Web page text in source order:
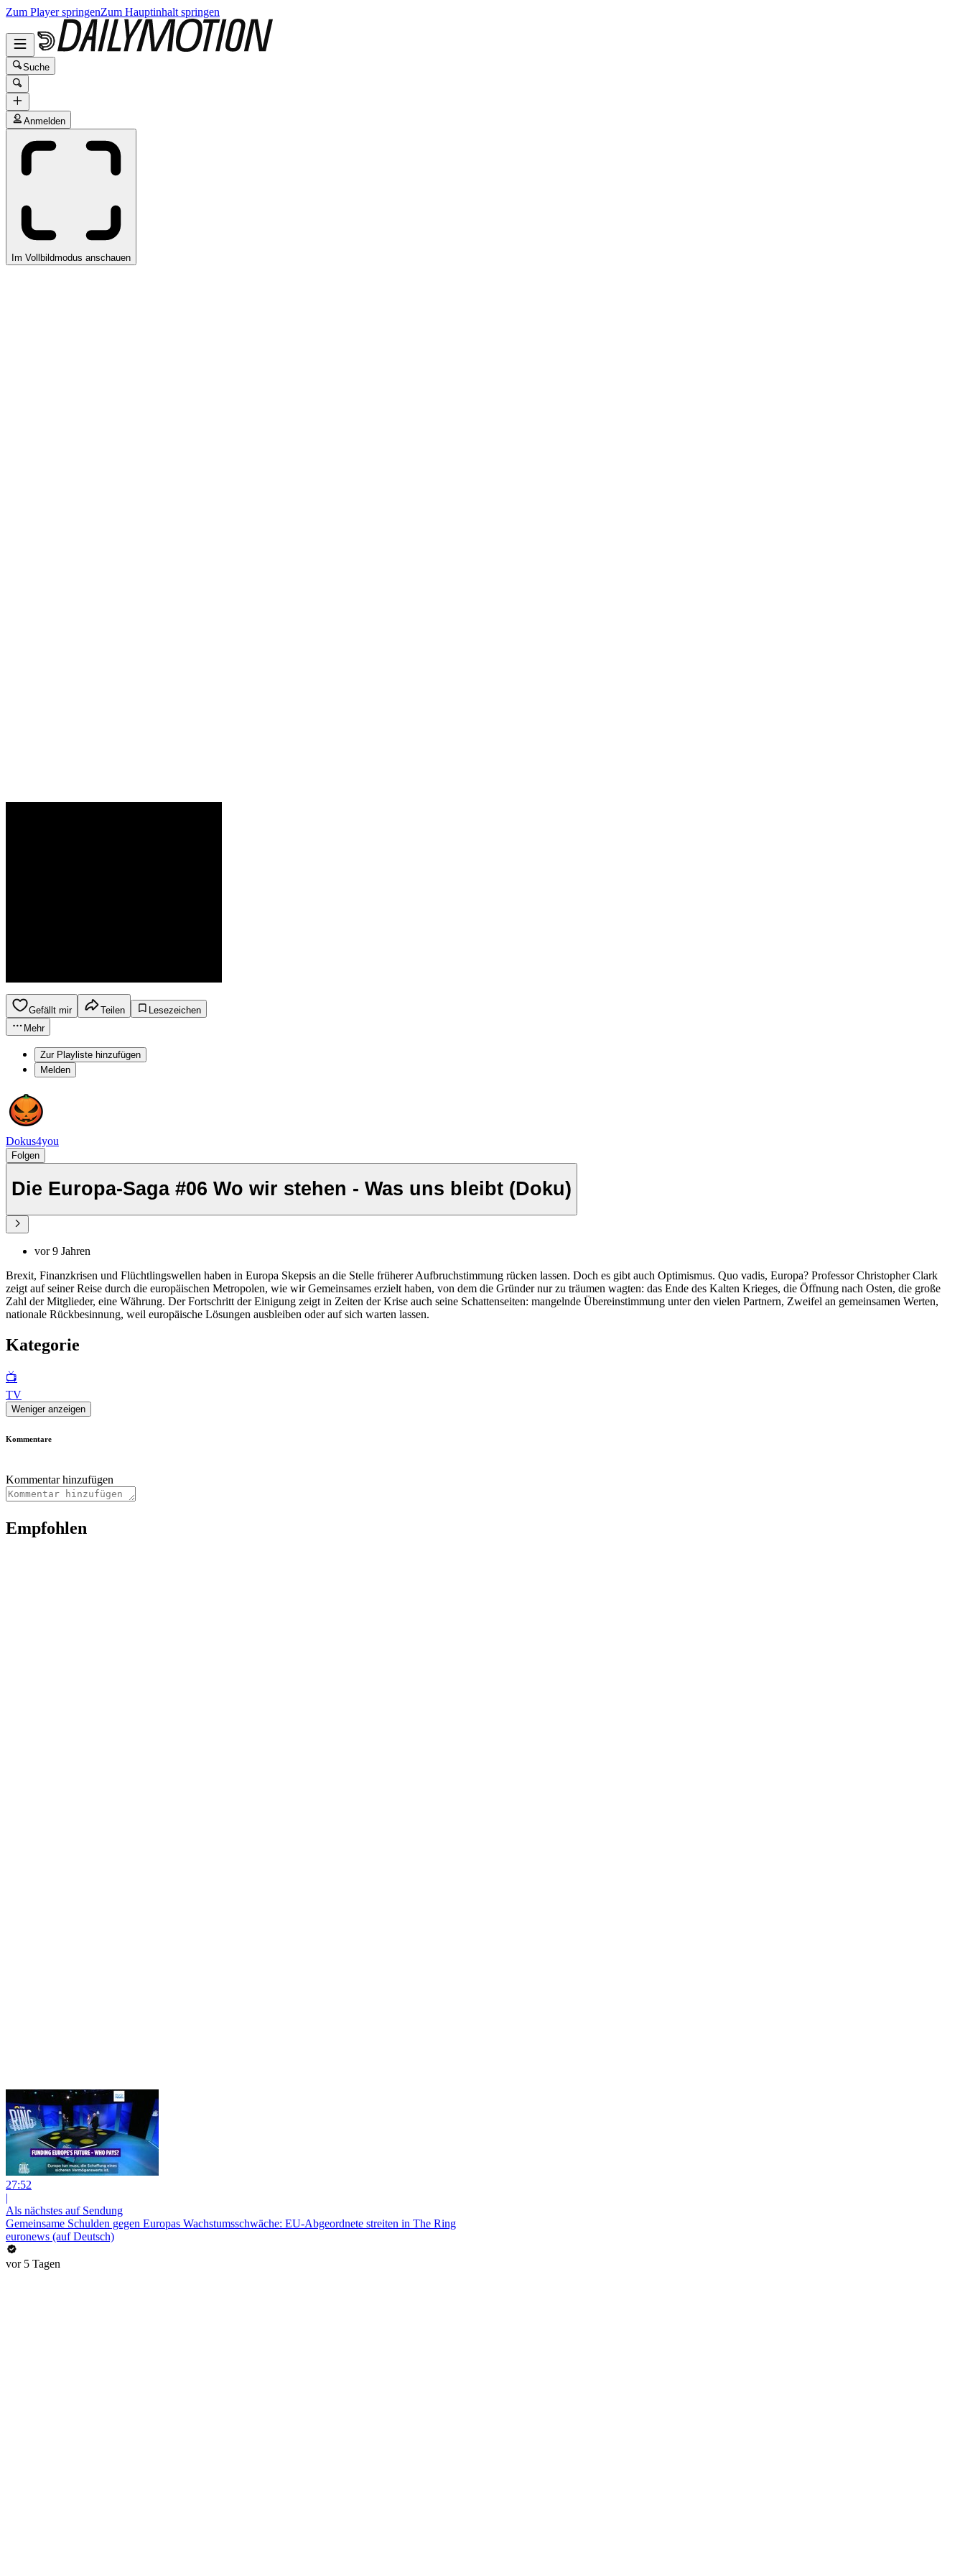
Zum Player springenZum Hauptinhalt springen
Suche
Anmelden
Im Vollbildmodus anschauen
Gefällt mir Teilen
Lesezeichen
Mehr
Zur Playliste hinzufügen
Melden
Dokus4you
Folgen
Die Europa-Saga #06 Wo wir stehen - Was uns bleibt (Doku)
vor 9 Jahren
Brexit, Finanzkrisen und Flüchtlingswellen haben in Europa Skepsis an die Stelle früherer Aufbruchstimmung rücken lassen. Doch es gibt auch Optimismus. Quo vadis, Europa? Professor Christopher Clark
zeigt auf seiner Reise durch die europäischen Metropolen, wie wir Gemeinsames erzielt haben, von dem die Gründer nur zu träumen wagten: das Ende des Kalten Krieges, die Öffnung nach Osten, die große
Zahl der Mitglieder, eine Währung. Der Fortschritt der Einigung zeigt in Zeiten der Krise auch seine Schattenseiten: mangelnde Übereinstimmung unter den vielen Partnern, Zweifel an gemeinsamen Werten,
nationale Rückbesinnung, weil europäische Lösungen ausbleiben oder auf sich warten lassen.
Kategorie
📺
TV
Weniger anzeigen
Kommentare
Kommentar hinzufügen
Empfohlen
27:52
|
Als nächstes auf Sendung
Gemeinsame Schulden gegen Europas Wachstumsschwäche: EU-Abgeordnete streiten in The Ring
euronews (auf Deutsch)
vor 5 Tagen